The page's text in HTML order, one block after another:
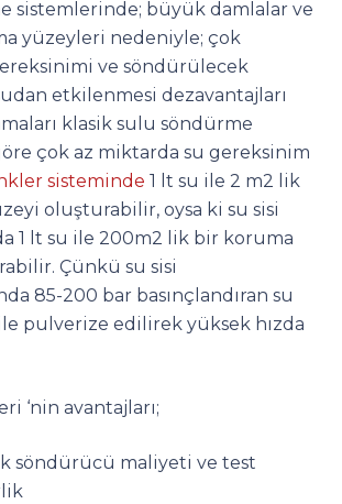
sistemlerinde; büyük damlalar ve
yüzeyleri nedeniyle; çok
ve söndürülecek
etkilenmesi dezavantajları
klasik sulu söndürme
çok az miktarda su gereksinim
sisteminde 1 lt su ile 2 m2 lik
oluşturabilir, oysa ki su sisi
1 lt su ile 200m2 lik bir koruma
Çünkü su sisi
85-200 bar basınçlandıran su
pulverize edilirek yüksek hızda
‘nin avantajları;
söndürücü maliyeti ve test